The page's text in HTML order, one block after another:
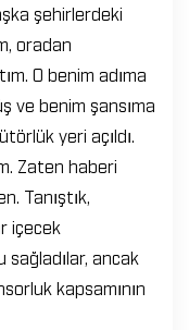
şehirlerdeki
oradan
O benim adıma
ve benim şansıma
yeri açıldı.
Zaten haberi
Tanıştık,
içecek
ancak
kapsamının